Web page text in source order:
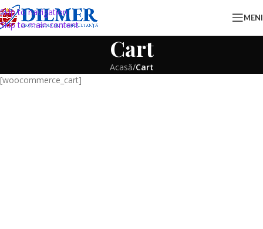
Skip to navigation
Skip to main content
Cart
Acasă/Cart
[woocommerce_cart]